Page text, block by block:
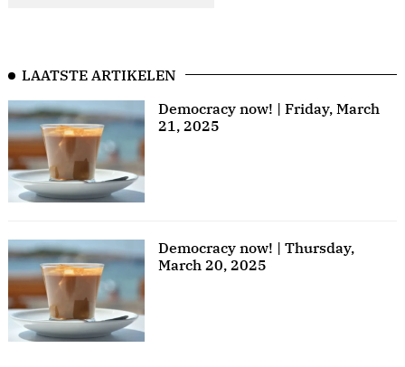
LAATSTE ARTIKELEN
Democracy now! | Friday, March
21, 2025
Democracy now! | Thursday,
March 20, 2025